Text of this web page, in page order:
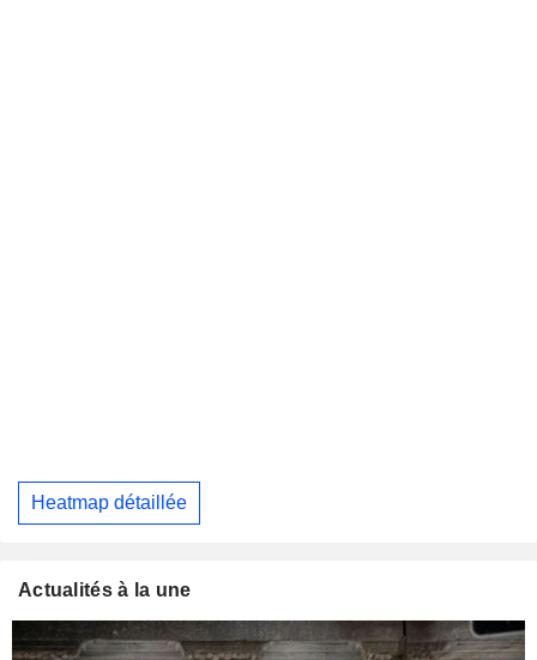
Heatmap détaillée
Actualités à la une